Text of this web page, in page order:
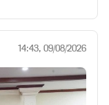
14:43, 09/08/2026